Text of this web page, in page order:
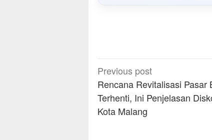
Post
navigation
Previous post
Rencana Revitalisasi Pasar
Terhenti, Ini Penjelasan
Kota Malang